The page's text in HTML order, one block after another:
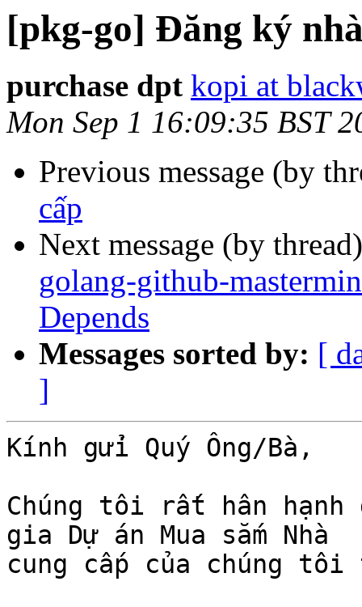
[pkg-go] Đăng ký
purchase dpt kopi at
Mon Sep 1 16:09:35 BST
Previous message (by
cấp
Next message (by
golang-github-
Depends
Messages sorted by: [
]
Kính gửi Quý Ông/Bà,
Chúng tôi rất hân hạnh
gia Dự án Mua sắm Nhà
cung cấp của chúng